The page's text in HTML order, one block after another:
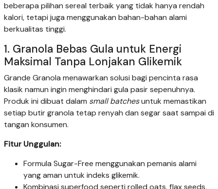
beberapa pilihan sereal terbaik yang tidak hanya rendah
kalori, tetapi juga menggunakan bahan-bahan alami
berkualitas tinggi.
1. Granola Bebas Gula untuk Energi
Maksimal Tanpa Lonjakan Glikemik
Grande Granola menawarkan solusi bagi pencinta rasa
klasik namun ingin menghindari gula pasir sepenuhnya.
Produk ini dibuat dalam small batchesuntuk memastikan
setiap butir granola tetap renyah dan segar saat sampai di
tangan konsumen.
Fitur Unggulan:
Formula Sugar-Free menggunakan pemanis alami
yang aman untuk indeks glikemik.
Kombinasi superfood seperti rolled oats, flax seeds,